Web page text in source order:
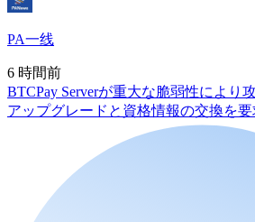
PA一线
6 時間前
BTCPay Serverが重大な脆弱性により
アップグレードと資格情報の交換を要